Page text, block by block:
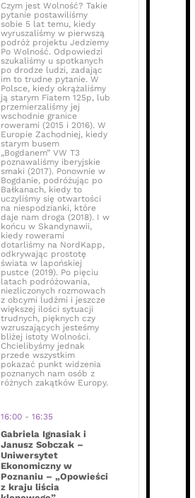
Czym jest Wolność? Takie
pytanie postawiliśmy
sobie 5 lat temu, kiedy
wyruszaliśmy w pierwszą
podróż projektu Jedziemy
Po Wolność. Odpowiedzi
szukaliśmy u spotkanych
po drodze ludzi, zadając
im to trudne pytanie. W
Polsce, kiedy okrążaliśmy
ją starym Fiatem 125p, lub
przemierzaliśmy jej
wschodnie granice
rowerami (2015 i 2016). W
Europie Zachodniej, kiedy
starym busem
„Bogdanem” VW T3
poznawaliśmy iberyjskie
smaki (2017). Ponownie w
Bogdanie, podróżując po
Bałkanach, kiedy to
uczyliśmy się otwartości
na niespodzianki, które
daje nam droga (2018). I w
końcu w Skandynawii,
kiedy rowerami
dotarliśmy na NordKapp,
odkrywając prostotę
świata w lapońskiej
pustce (2019). Po pięciu
latach podróżowania,
niezliczonych rozmowach
z obcymi ludźmi i jeszcze
większej ilości sytuacji
trudnych, pięknych czy
wzruszających jesteśmy
bliżej istoty Wolności.
Chcielibyśmy jednak
przede wszystkim
pokazać punkt widzenia
poznanych nam osób z
różnych zakątków Europy.
16:00 - 16:35
Gabriela Ignasiak i
Janusz Sobczak –
Uniwersytet
Ekonomiczny w
Poznaniu – „Opowieści
z kraju liścia